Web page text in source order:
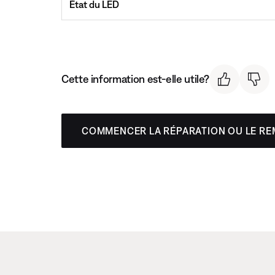
État du LED
Cette information est-elle utile?
COMMENCER LA RÉPARATION OU LE